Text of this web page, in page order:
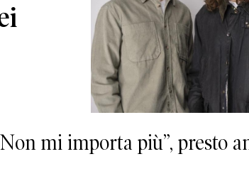
mi importa più”, presto